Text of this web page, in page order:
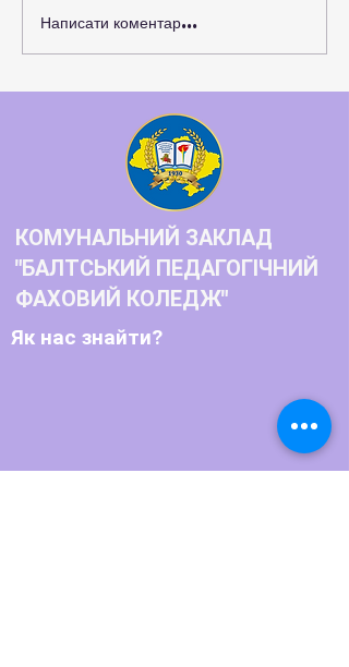
Нові можливості для
прав молоді
Написати коментар...
КОМУНАЛЬНИЙ ЗАКЛАД
"БАЛТСЬКИЙ ПЕДАГОГІЧНИЙ
ФАХОВИЙ КОЛЕДЖ"
Як нас знайти?